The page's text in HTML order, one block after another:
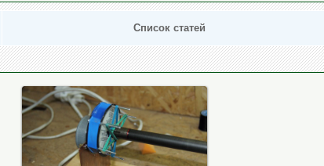
Список статей